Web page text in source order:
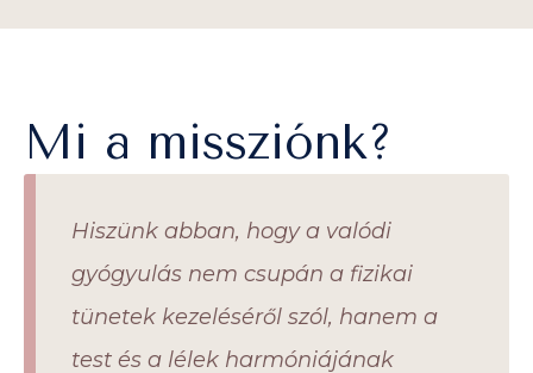
Mi a missziónk?
Hiszünk abban, hogy a valódi
gyógyulás nem csupán a fizikai
tünetek kezeléséről szól, hanem a
test és a lélek harmóniájának